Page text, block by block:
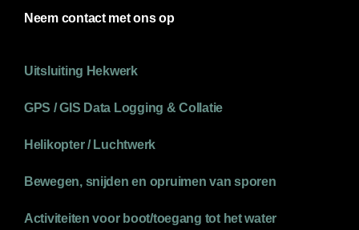
Neem contact met ons op
Uitsluiting Hekwerk
GPS / GIS Data Logging & Collatie
Helikopter / Luchtwerk
Bewegen, snijden en opruimen van sporen
Activiteiten voor boot/toegang tot het water